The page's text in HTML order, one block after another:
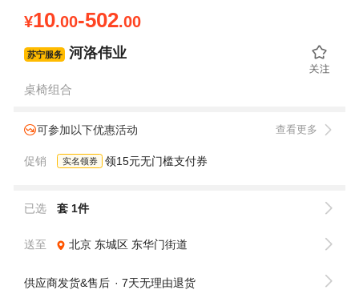
¥10.00-502.00
苏宁服务 河洛伟业
桌椅组合
可参加以下优惠活动 查看更多
促销 实名领券 领15元无门槛支付券
已选 套 1件
送至 北京 东城区 东华门街道
供应商发货&售后 7天无理由退货